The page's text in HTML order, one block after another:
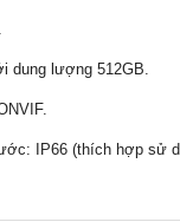
dung lượng 512GB.
IP66 (thích hợp sử